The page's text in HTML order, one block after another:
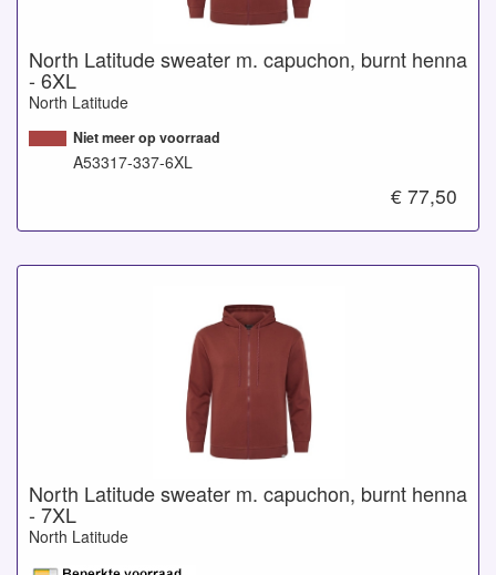
North Latitude sweater m. capuchon, burnt henna
- 6XL
North Latitude
Niet meer op voorraad
A53317-337-6XL
€ 77,50
North Latitude sweater m. capuchon, burnt henna
- 7XL
North Latitude